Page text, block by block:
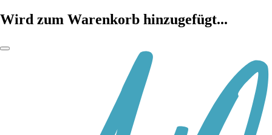
Wird zum Warenkorb hinzugefügt...